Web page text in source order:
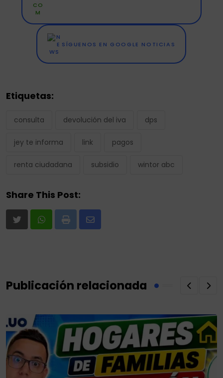
SÍGUENOS EN GOOGLE NOTICIAS
Etiquetas:
consulta devolución del iva dps
jey te informa link pagos
renta ciudadana subsidio wintor abc
Share This Post:
Print
Share
Publicación relacionada